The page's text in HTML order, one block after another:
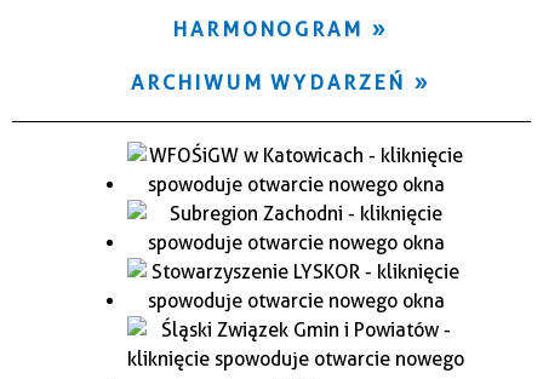
HARMONOGRAM
ARCHIWUM WYDARZEŃ